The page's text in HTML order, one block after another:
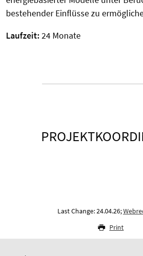
bestehender Einflüsse zu
Laufzeit: 24 Monate
Last Change: 24.04.26;
Print